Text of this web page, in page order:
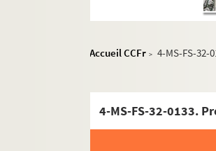
Accueil CCFr > 4-MS-FS-32-
4-MS-FS-32-0133.